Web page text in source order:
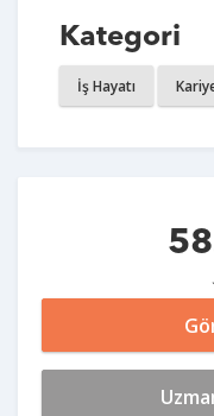
Kategori
İş Hayatı